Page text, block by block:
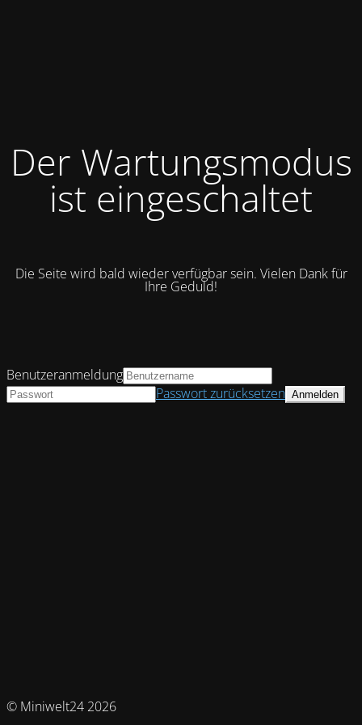
Der Wartungsmodus
ist eingeschaltet
Die Seite wird bald wieder verfügbar sein. Vielen Dank für
Ihre Geduld!
© Miniwelt24 2026
Benutzeranmeldung
Passwort zurücksetzen